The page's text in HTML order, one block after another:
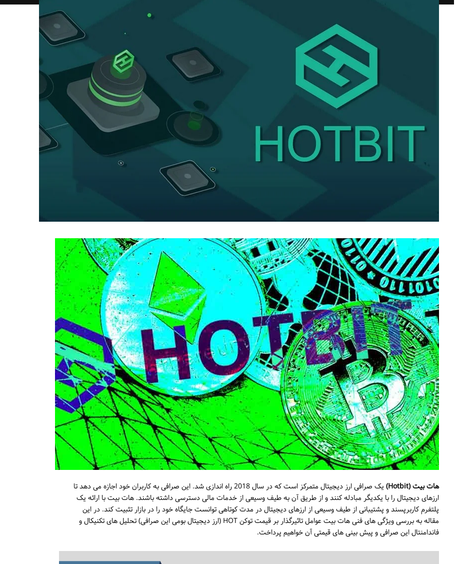
هات بیت (Hotbit)
یک صرافی ارز دیجیتال متمرکز است که در سال 2018 راه اندازی شد. این صرافی به کاربران خود اجازه می دهد تا
ارزهای دیجیتال را با یکدیگر مبادله کنند و از طریق آن به طیف وسیعی از خدمات مالی دسترسی داشته باشند. هات بیت با ارائه یک
پلتفرم کاربرپسند و پشتیبانی از طیف وسیعی از ارزهای دیجیتال در مدت کوتاهی توانست جایگاه خود را در بازار تثبیت کند. در این
مقاله به بررسی ویژگی های فنی هات بیت عوامل تاثیرگذار بر قیمت توکن HOT (ارز دیجیتال بومی این صرافی) تحلیل های تکنیکال و
فاندامنتال این صرافی و پیش بینی های قیمتی آن خواهیم پرداخت.